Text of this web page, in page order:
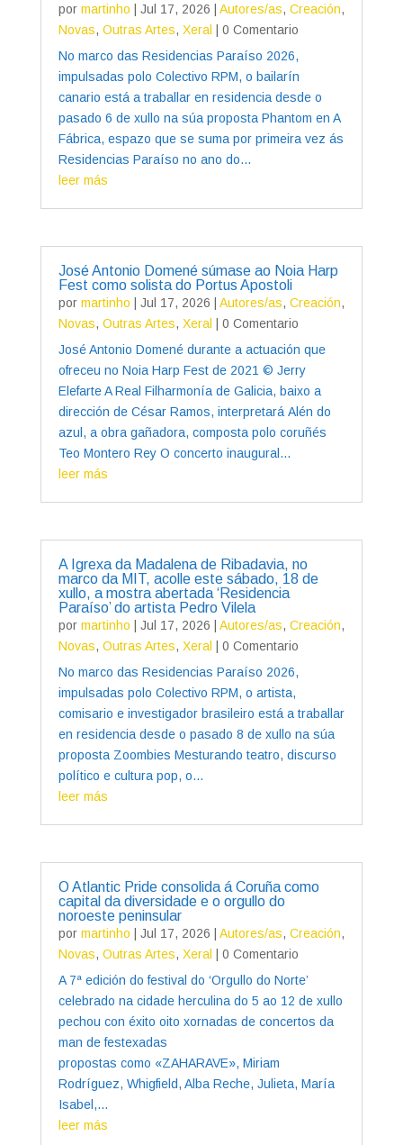
por martinho Jul 17, 2026 Autores/as, Creación,
Novas, Outras Artes, Xeral
| 0 Comentario
No marco das Residencias Paraíso 2026,
impulsadas polo Colectivo RPM, o bailarín
canario está a traballar en residencia desde o
pasado 6 de xullo na súa proposta Phantom en A
Fábrica, espazo que se suma por primeira vez ás
Residencias Paraíso no ano do...
leer más
José Antonio Domené súmase ao Noia Harp
Fest como solista do Portus Apostoli
por martinho Jul 17, 2026 Autores/as, Creación,
Novas, Outras Artes, Xeral
| 0 Comentario
José Antonio Domené durante a actuación que
ofreceu no Noia Harp Fest de 2021 © Jerry
Elefarte A Real Filharmonía de Galicia, baixo a
dirección de César Ramos, interpretará Alén do
azul, a obra gañadora, composta polo coruñés
Teo Montero Rey O concerto inaugural...
leer más
A Igrexa da Madalena de Ribadavia, no
marco da MIT, acolle este sábado, 18 de
xullo, a mostra abertada ‘Residencia
Paraíso’ do artista Pedro Vilela
por martinho Jul 17, 2026 Autores/as, Creación,
Novas, Outras Artes, Xeral
| 0 Comentario
No marco das Residencias Paraíso 2026,
impulsadas polo Colectivo RPM, o artista,
comisario e investigador brasileiro está a traballar
en residencia desde o pasado 8 de xullo na súa
proposta Zoombies Mesturando teatro, discurso
político e cultura pop, o...
leer más
O Atlantic Pride consolida á Coruña como
capital da diversidade e o orgullo do
noroeste peninsular
por martinho Jul 17, 2026 Autores/as, Creación,
Novas, Outras Artes, Xeral
| 0 Comentario
A 7ª edición do festival do ‘Orgullo do Norte’
celebrado na cidade herculina do 5 ao 12 de xullo
pechou con éxito oito xornadas de concertos da
man de festexadas
propostas como «ZAHARAVE», Miriam
Rodríguez, Whigfield, Alba Reche, Julieta, María
Isabel,...
leer más